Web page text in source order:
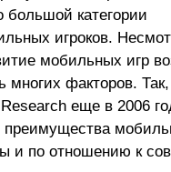
большой категории
игроков.
мобильных игр
многих факторов.
еще в 2006
и по отношению к